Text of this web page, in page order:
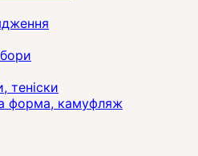
теніски
форма, камуфляж